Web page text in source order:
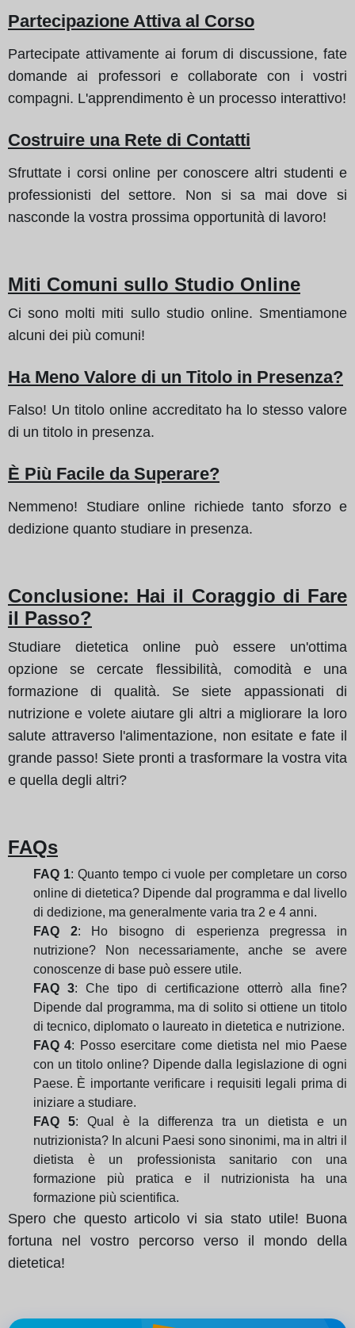
Partecipazione Attiva al Corso
Partecipate attivamente ai forum di discussione, fate
domande ai professori e collaborate con i vostri
compagni. L'apprendimento è un processo interattivo!
Costruire una Rete di Contatti
Sfruttate i corsi online per conoscere altri studenti e
professionisti del settore. Non si sa mai dove si
nasconde la vostra prossima opportunità di lavoro!
Miti Comuni sullo Studio Online
Ci sono molti miti sullo studio online. Smentiamone
alcuni dei più comuni!
Ha Meno Valore di un Titolo in Presenza?
Falso! Un titolo online accreditato ha lo stesso valore
di un titolo in presenza.
È Più Facile da Superare?
Nemmeno! Studiare online richiede tanto sforzo e
dedizione quanto studiare in presenza.
Conclusione: Hai il Coraggio di Fare
il Passo?
Studiare dietetica online può essere un'ottima
opzione se cercate flessibilità, comodità e una
formazione di qualità. Se siete appassionati di
nutrizione e volete aiutare gli altri a migliorare la loro
salute attraverso l'alimentazione, non esitate e fate il
grande passo! Siete pronti a trasformare la vostra vita
e quella degli altri?
FAQs
FAQ 1: Quanto tempo ci vuole per completare un corso
online di dietetica? Dipende dal programma e dal livello
di dedizione, ma generalmente varia tra 2 e 4 anni.
FAQ 2: Ho bisogno di esperienza pregressa in
nutrizione? Non necessariamente, anche se avere
conoscenze di base può essere utile.
FAQ 3: Che tipo di certificazione otterrò alla fine?
Dipende dal programma, ma di solito si ottiene un titolo
di tecnico, diplomato o laureato in dietetica e nutrizione.
FAQ 4: Posso esercitare come dietista nel mio Paese
con un titolo online? Dipende dalla legislazione di ogni
Paese. È importante verificare i requisiti legali prima di
iniziare a studiare.
FAQ 5: Qual è la differenza tra un dietista e un
nutrizionista? In alcuni Paesi sono sinonimi, ma in altri il
dietista è un professionista sanitario con una
formazione più pratica e il nutrizionista ha una
formazione più scientifica.
Spero che questo articolo vi sia stato utile! Buona
fortuna nel vostro percorso verso il mondo della
dietetica!